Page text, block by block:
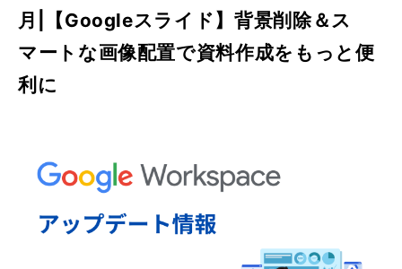
月|【Googleスライド】背景削除＆ス
マートな画像配置で資料作成をもっと便
利に